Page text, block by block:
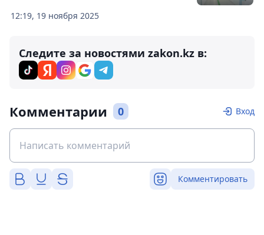
12:19, 19 ноября 2025
Следите за новостями zakon.kz в:
Комментарии 0 Вход
Комментировать